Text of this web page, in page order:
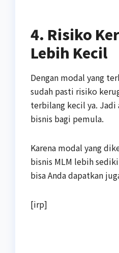
4. Risiko
Lebih Kecil
Dengan modal yang
sudah pasti risiko
terbilang kecil ya.
bisnis bagi pemula.
Karena modal yang
bisnis MLM lebih
bisa Anda dapatkan
[irp]